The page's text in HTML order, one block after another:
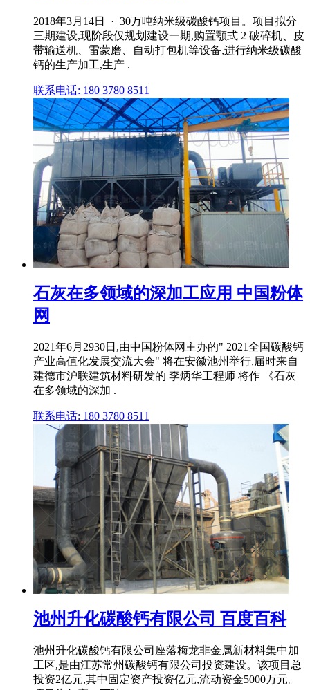
2018年3月14日 · 30万吨纳米级碳酸钙项目。项目拟分
三期建设,现阶段仅规划建设一期,购置颚式 2 破碎机、皮
带输送机、雷蒙磨、自动打包机等设备,进行纳米级碳酸
钙的生产加工,生产 .
联系电话: 180 3780 8511
石灰在多领域的深加工应用 中国粉体
网
2021年6月2930日,由中国粉体网主办的" 2021全国碳酸钙
产业高值化发展交流大会" 将在安徽池州举行,届时来自
建德市沪联建筑材料研发的 李炳华工程师 将作 《石灰
在多领域的深加 .
联系电话: 180 3780 8511
池州升化碳酸钙有限公司 百度百科
池州升化碳酸钙有限公司座落梅龙非金属新材料集中加
工区,是由江苏常州碳酸钙有限公司投资建设。该项目总
投资2亿元,其中固定资产投资亿元,流动资金5000万元。